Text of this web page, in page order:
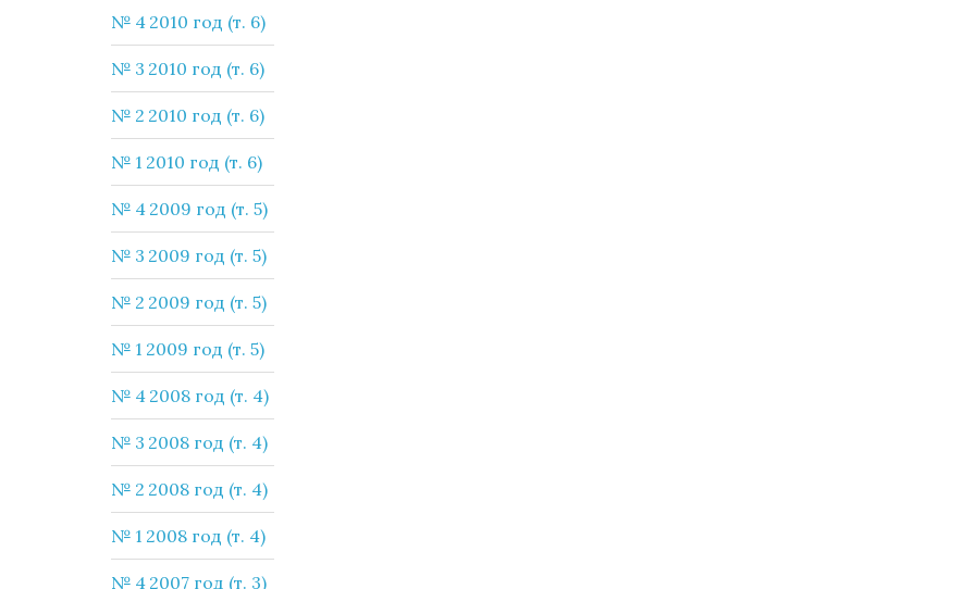
№ 4 2010 год (т. 6)
№ 3 2010 год (т. 6)
№ 2 2010 год (т. 6)
№ 1 2010 год (т. 6)
№ 4 2009 год (т. 5)
№ 3 2009 год (т. 5)
№ 2 2009 год (т. 5)
№ 1 2009 год (т. 5)
№ 4 2008 год (т. 4)
№ 3 2008 год (т. 4)
№ 2 2008 год (т. 4)
№ 1 2008 год (т. 4)
№ 4 2007 год (т. 3)